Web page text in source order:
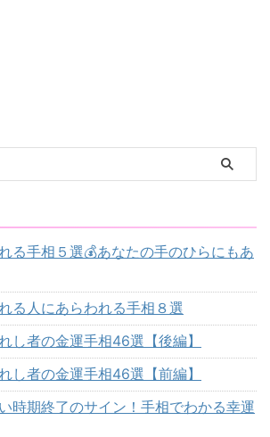
る手相５選💰あなたの手のひらにもあ
る人にあらわれる手相８選
し者の金運手相46選【後編】
し者の金運手相46選【前編】
時期終了のサイン！手相でわかる幸運